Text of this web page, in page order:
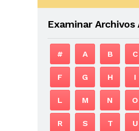
Examinar Archivos
# A B C
F G H I
L M N O
R S T U